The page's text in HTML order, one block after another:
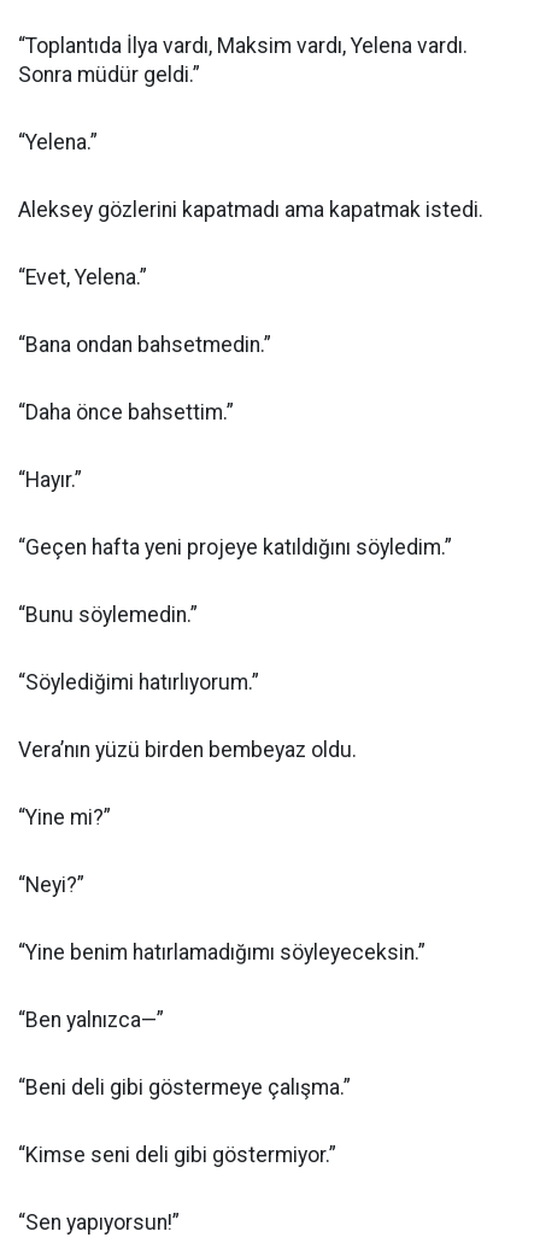
“Toplantıda İlya vardı, Maksim vardı, Yelena vardı.
Sonra müdür geldi.”
“Yelena.”
Aleksey gözlerini kapatmadı ama kapatmak istedi.
“Evet, Yelena.”
“Bana ondan bahsetmedin.”
“Daha önce bahsettim.”
“Hayır.”
“Geçen hafta yeni projeye katıldığını söyledim.”
“Bunu söylemedin.”
“Söylediğimi hatırlıyorum.”
Vera’nın yüzü birden bembeyaz oldu.
“Yine mi?”
“Neyi?”
“Yine benim hatırlamadığımı söyleyeceksin.”
“Ben yalnızca—”
“Beni deli gibi göstermeye çalışma.”
“Kimse seni deli gibi göstermiyor.”
“Sen yapıyorsun!”